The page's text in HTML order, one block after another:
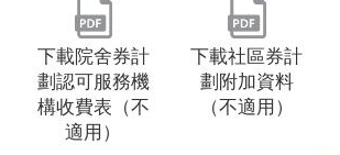
下載院舍券計
劃認可服務機
構收費表（不
適用）
下載社區券計
劃附加資料
（不適用）